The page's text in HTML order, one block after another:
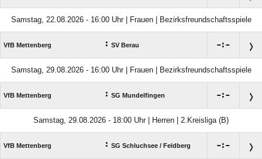
Samstag, 22.08.2026 - 16:00 Uhr | Frauen | Bezirksfreundschaftsspiele
VfB Mettenberg : SV Berau :
Samstag, 29.08.2026 - 16:00 Uhr | Frauen | Bezirksfreundschaftsspiele
VfB Mettenberg : SG Mundelfingen :
Samstag, 29.08.2026 - 18:00 Uhr | Herren | 2.Kreisliga (B)
VfB Mettenberg : SG Schluchsee /​ Feldberg :